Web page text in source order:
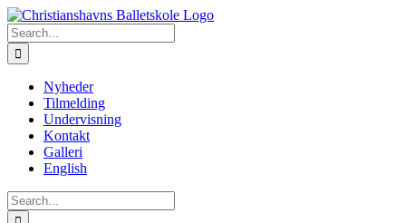
Skip
to
content
Search
for:
Nyheder
Tilmelding
Undervisning
Kontakt
Galleri
English
Search
for: